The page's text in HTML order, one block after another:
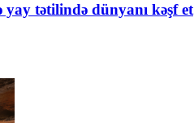
tətilində dünyanı kəşf et